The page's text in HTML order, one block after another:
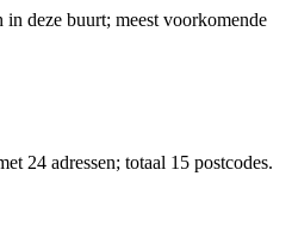
in deze buurt; meest voorkomende
24 adressen; totaal 15 postcodes.